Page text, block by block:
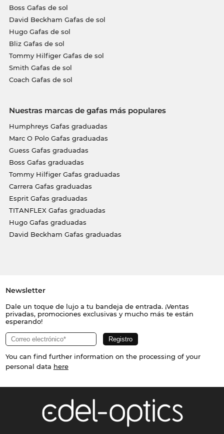
Boss Gafas de sol
David Beckham Gafas de sol
Hugo Gafas de sol
Bliz Gafas de sol
Tommy Hilfiger Gafas de sol
Smith Gafas de sol
Coach Gafas de sol
Nuestras marcas de gafas más populares
Humphreys Gafas graduadas
Marc O Polo Gafas graduadas
Guess Gafas graduadas
Boss Gafas graduadas
Tommy Hilfiger Gafas graduadas
Carrera Gafas graduadas
Esprit Gafas graduadas
TITANFLEX Gafas graduadas
Hugo Gafas graduadas
David Beckham Gafas graduadas
Newsletter
Dale un toque de lujo a tu bandeja de entrada. ¡Ventas
privadas, promociones exclusivas y mucho más te están
esperando!
You can find further information on the processing of your
personal data here